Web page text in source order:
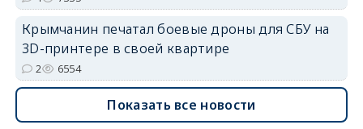
Крымчанин печатал боевые дроны для СБУ на
3D-принтере в своей квартире
2 6554
Показать все новости